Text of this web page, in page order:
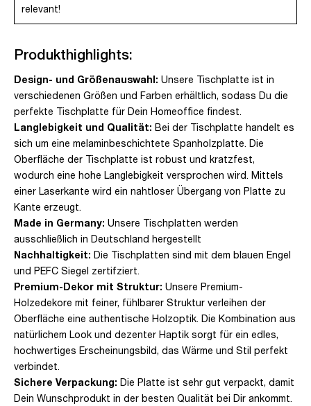
relevant!
Produkthighlights:
Design- und Größenauswahl: Unsere Tischplatte ist in
verschiedenen Größen und Farben erhältlich, sodass Du die
perfekte Tischplatte für Dein Homeoffice findest.
Langlebigkeit und Qualität: Bei der Tischplatte handelt es
sich um eine melaminbeschichtete Spanholzplatte. Die
Oberfläche der Tischplatte ist robust und kratzfest,
wodurch eine hohe Langlebigkeit versprochen wird. Mittels
einer Laserkante wird ein nahtloser Übergang von Platte zu
Kante erzeugt.
Made in Germany: Unsere Tischplatten werden
ausschließlich in Deutschland hergestellt
Nachhaltigkeit: Die Tischplatten sind mit dem blauen Engel
und PEFC Siegel zertifziert.
Premium-Dekor mit Struktur: Unsere Premium-
Holzedekore mit feiner, fühlbarer Struktur verleihen der
Oberfläche eine authentische Holzoptik. Die Kombination aus
natürlichem Look und dezenter Haptik sorgt für ein edles,
hochwertiges Erscheinungsbild, das Wärme und Stil perfekt
verbindet.
Sichere Verpackung: Die Platte ist sehr gut verpackt, damit
Dein Wunschprodukt in der besten Qualität bei Dir ankommt.